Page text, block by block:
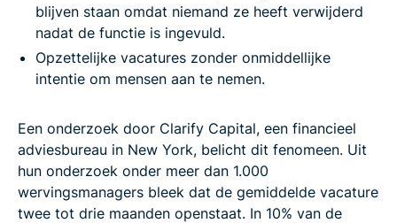
blijven staan omdat niemand ze heeft verwijderd
nadat de functie is ingevuld.
Opzettelijke vacatures zonder onmiddellijke
intentie om mensen aan te nemen.
Een onderzoek door Clarify Capital, een financieel
adviesbureau in New York, belicht dit fenomeen. Uit
hun onderzoek onder meer dan 1.000
wervingsmanagers bleek dat de gemiddelde vacature
twee tot drie maanden openstaat. In 10% van de